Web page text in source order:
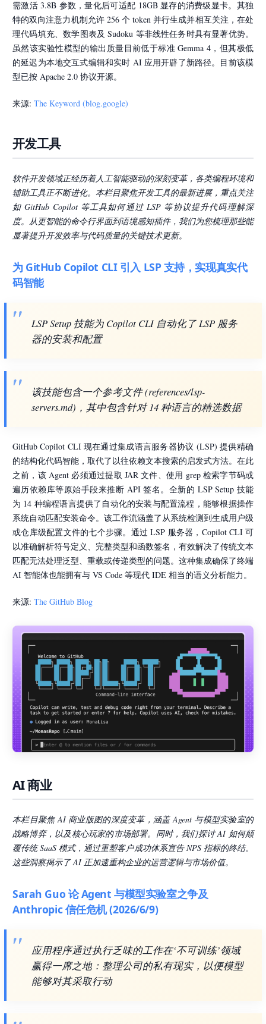
需激活 3.8B 参数，量化后可适配 18GB 显存的消费级显卡。其独
特的双向注意力机制允许 256 个 token 并行生成并相互关注，在处
理代码填充、数学图表及 Sudoku 等非线性任务时具有显著优势。
虽然该实验性模型的输出质量目前低于标准 Gemma 4，但其极低
的延迟为本地交互式编辑和实时 AI 应用开辟了新路径。目前该模
型已按 Apache 2.0 协议开源。
来源: The Keyword (blog.google)
开发工具
软件开发领域正经历着人工智能驱动的深刻变革，各类编程环境和
辅助工具正不断进化。本栏目聚焦开发工具的最新进展，重点关注
如 GitHub Copilot 等工具如何通过 LSP 等协议提升代码理解深
度。从更智能的命令行界面到语境感知插件，我们为您梳理那些能
显著提升开发效率与代码质量的关键技术更新。
为 GitHub Copilot CLI 引入 LSP 支持，实现真实代
码智能
LSP Setup 技能为 Copilot CLI 自动化了 LSP 服务
器的安装和配置
该技能包含一个参考文件 (references/lsp-
servers.md)，其中包含针对 14 种语言的精选数据
GitHub Copilot CLI 现在通过集成语言服务器协议 (LSP) 提供精确
的结构化代码智能，取代了以往依赖文本搜索的启发式方法。在此
之前，该 Agent 必须通过提取 JAR 文件、使用 grep 检索字节码或
遍历依赖库等原始手段来推断 API 签名。全新的 LSP Setup 技能
为 14 种编程语言提供了自动化的安装与配置流程，能够根据操作
系统自动匹配安装命令。该工作流涵盖了从系统检测到生成用户级
或仓库级配置文件的七个步骤。通过 LSP 服务器，Copilot CLI 可
以准确解析符号定义、完整类型和函数签名，有效解决了传统文本
匹配无法处理泛型、重载或传递类型的问题。这种集成确保了终端
AI 智能体也能拥有与 VS Code 等现代 IDE 相当的语义分析能力。
来源: The GitHub Blog
AI 商业
本栏目聚焦 AI 商业版图的深度变革，涵盖 Agent 与模型实验室的
战略博弈，以及核心玩家的市场部署。同时，我们探讨 AI 如何颠
覆传统 SaaS 模式，通过重塑客户成功体系宣告 NPS 指标的终结。
这些洞察揭示了 AI 正加速重构企业的运营逻辑与市场价值。
Sarah Guo 论 Agent 与模型实验室之争及
Anthropic 信任危机 (2026/6/9)
应用程序通过执行乏味的工作在‘不可训练’领域
赢得一席之地：整理公司的私有现实，以便模型
能够对其采取行动